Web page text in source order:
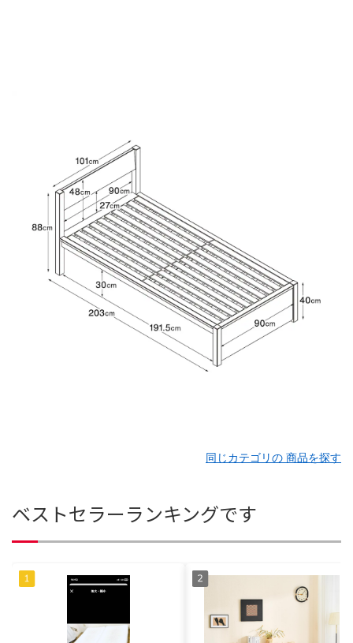
同じカテゴリの 商品を探す
ベストセラーランキングです